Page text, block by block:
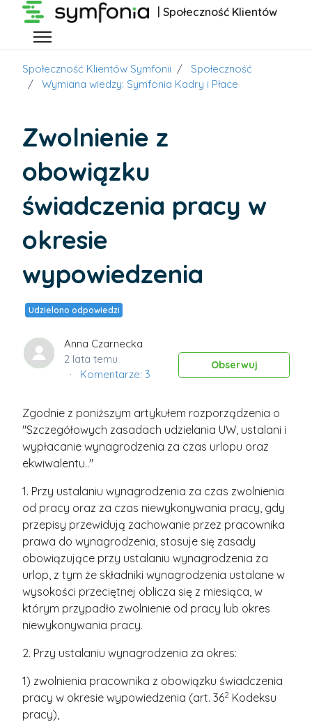
Przejdź do głównej zawartości | Społeczność Klientów
Przełącz menu nawigacyjne
Społeczność Klientów Symfonii
Społeczność
Wymiana wiedzy: Symfonia Kadry i Płace
Zwolnienie z
obowiązku
świadczenia pracy w
okresie
wypowiedzenia
Udzielono odpowiedzi
Anna Czarnecka
2 lata temu
Komentarze: 3
Obserwuj
Zgodnie z poniższym artykułem rozporządzenia o
"Szczegółowych zasadach udzielania UW, ustalani i
wypłacanie wynagrodzenia za czas urlopu oraz
ekwiwalentu.."
1. Przy ustalaniu wynagrodzenia za czas zwolnienia
od pracy oraz za czas niewykonywania pracy, gdy
przepisy przewidują zachowanie przez pracownika
prawa do wynagrodzenia, stosuje się zasady
obowiązujące przy ustalaniu wynagrodzenia za
urlop, z tym że składniki wynagrodzenia ustalane w
wysokości przeciętnej oblicza się z miesiąca, w
którym przypadło zwolnienie od pracy lub okres
niewykonywania pracy.
2. Przy ustalaniu wynagrodzenia za okres:
1) zwolnienia pracownika z obowiązku świadczenia
pracy w okresie wypowiedzenia (art. 362 Kodeksu
pracy),